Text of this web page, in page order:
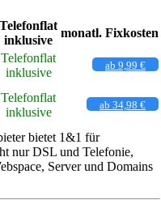
Telefonflat
inklusive
monatl. Fixkosten
Telefonflat
inklusive
ab 9,99 €
Telefonflat
inklusive
ab 34,98 €
bietet 1&1 für
nur DSL und Telefonie,
Server und Domains